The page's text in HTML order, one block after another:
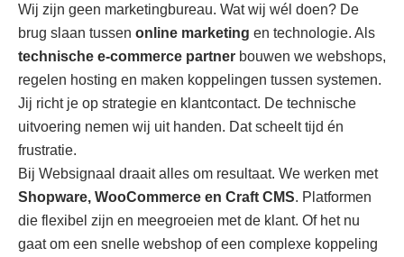
Wij zijn geen marketingbureau. Wat wij wél doen? De
brug slaan tussen online marketing en technologie. Als
technische e-commerce partner bouwen we webshops,
regelen hosting en maken koppelingen tussen systemen.
Jij richt je op strategie en klantcontact. De technische
uitvoering nemen wij uit handen. Dat scheelt tijd én
frustratie.
Bij Websignaal draait alles om resultaat. We werken met
Shopware, WooCommerce en Craft CMS. Platformen
die flexibel zijn en meegroeien met de klant. Of het nu
gaat om een snelle webshop of een complexe koppeling